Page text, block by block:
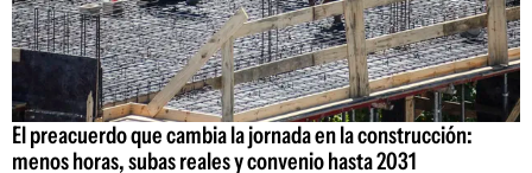
El preacuerdo que cambia la jornada en la construcción:
menos horas, subas reales y convenio hasta 2031